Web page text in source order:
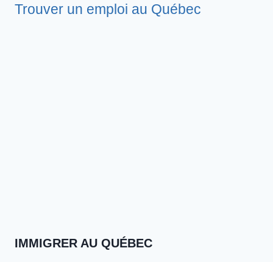
Trouver un emploi au Québec
IMMIGRER AU QUÉBEC